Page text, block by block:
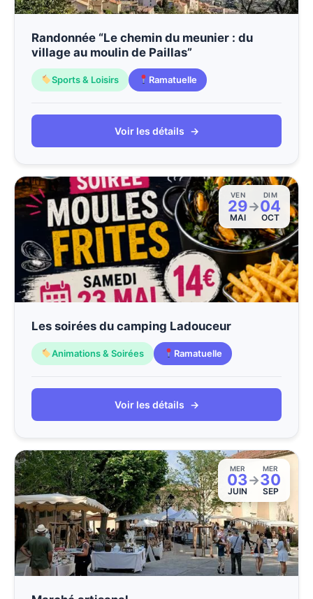
Randonnée “Le chemin du meunier : du
village au moulin de Paillas”
Sports & Loisirs Ramatuelle
Voir les détails →
VEN
29
MAI
→
DIM
04
OCT
Les soirées du camping Ladouceur
Animations & Soirées Ramatuelle
Voir les détails →
MER
03
JUIN
→
MER
30
SEP